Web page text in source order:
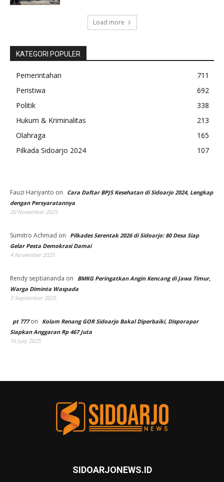
Load more
KATEGORI POPULER
Pemerintahan
711
Peristiwa
692
Politik
338
Hukum & Kriminalitas
213
Olahraga
165
Pilkada Sidoarjo 2024
107
Fauzi Hariyanto on
Cara Daftar BPJS Kesehatan di Sidoarjo 2024, Lengkap
dengan Persyaratannya
20 November 2025
Sumitro Achmad on
Pilkades Serentak 2026 di Sidoarjo: 80 Desa Siap
Gelar Pesta Demokrasi Damai
4 November 2025
Rendy septiananda on
BMKG Peringatkan Angin Kencang di Jawa Timur,
Warga Diminta Waspada
3 September 2025
pt 777on
Kolam Renang GOR Sidoarjo Bakal Diperbaiki, Disporapar
Siapkan Anggaran Rp 467 Juta
16 July 2025
SIDOARJONEWS.ID